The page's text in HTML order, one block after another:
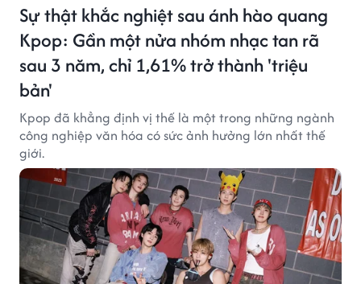
Sự thật khắc nghiệt sau ánh hào quang
Kpop: Gần một nửa nhóm nhạc tan rã
sau 3 năm, chỉ 1,61% trở thành 'triệu
bản'
Kpop đã khẳng định vị thế là một trong những ngành
công nghiệp văn hóa có sức ảnh hưởng lớn nhất thế
giới.